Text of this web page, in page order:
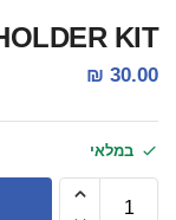
KIT
₪ 30.00
במלאי